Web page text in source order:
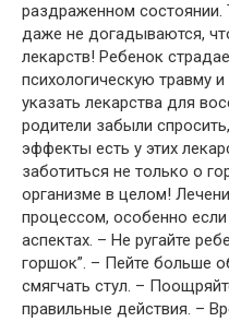
раздраженном состоянии.
даже не догадываются,
лекарств! Ребенок
психологическую травму
указать лекарства для
родители забыли
эффекты есть у этих
заботиться не только о
организме в целом!
процессом, особенно
аспектах. – Не ругайте
горшок”. – Пейте больше
смягчать стул. –
правильные действия. –